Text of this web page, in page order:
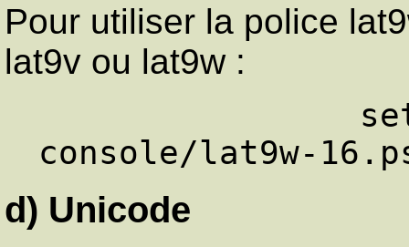
Pour utiliser la police
lat9v ou lat9w :
d) Unicode